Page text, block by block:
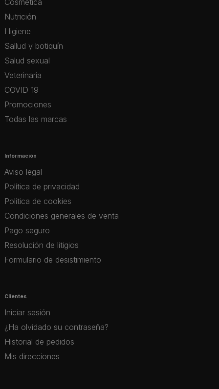
Nutrición
Higiene
Sallud y botiquín
Salud sexual
Veterinaria
COVID 19
Promociones
Todas las marcas
Información
Aviso legal
Política de privacidad
Política de cookies
Condiciones generales de venta
Pago seguro
Resolución de litigios
Formulario de desistimiento
Clientes
Iniciar sesión
¿Ha olvidado su contraseña?
Historial de pedidos
Mis direcciones